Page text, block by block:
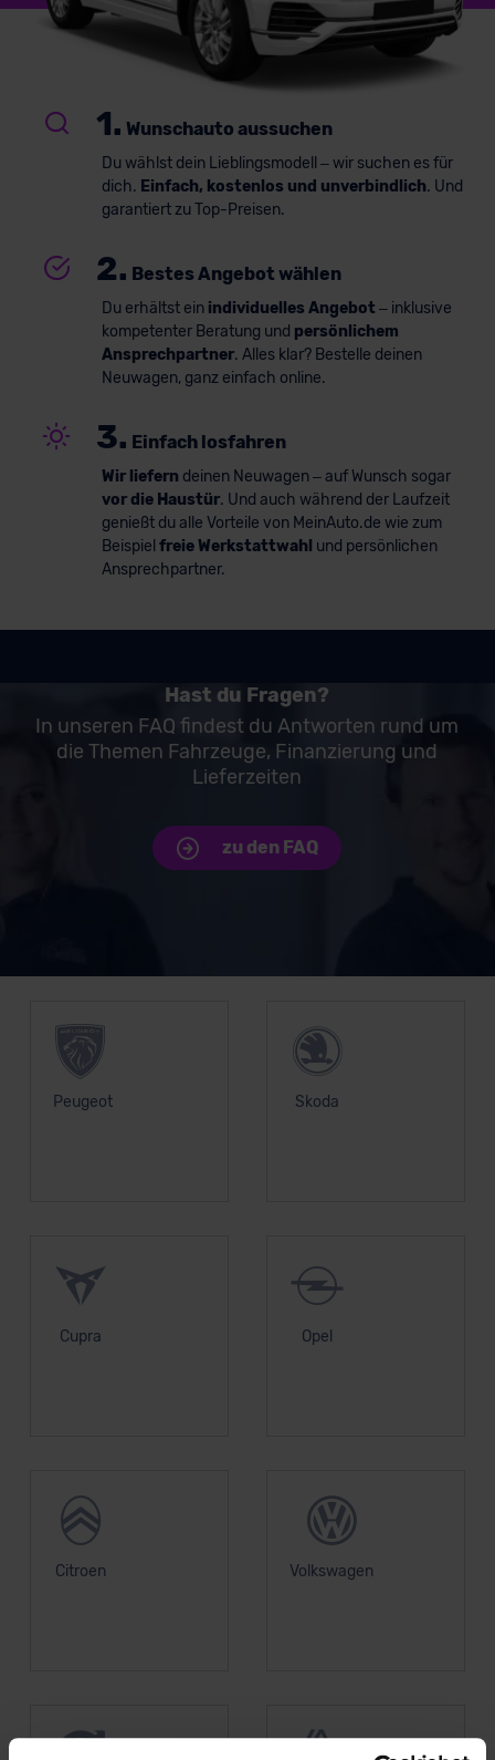
1. Wunschauto aussuchen
Du wählst dein Lieblingsmodell – wir suchen es für
dich. Einfach, kostenlos und unverbindlich. Und
garantiert zu Top-Preisen.
2. Bestes Angebot wählen
Du erhältst ein individuelles Angebot – inklusive
kompetenter Beratung und persönlichem
Ansprechpartner. Alles klar? Bestelle deinen
Neuwagen, ganz einfach online.
3. Einfach losfahren
Wir liefern deinen Neuwagen – auf Wunsch sogar
vor die Haustür. Und auch während der Laufzeit
genießt du alle Vorteile von MeinAuto.de wie zum
Beispiel freie Werkstattwahl und persönlichen
Ansprechpartner.
Hast du Fragen?
In unseren FAQ findest du Antworten rund um
die Themen Fahrzeuge, Finanzierung und
Lieferzeiten
zu den FAQ
Peugeot Skoda
Cupra Opel
Citroen Volkswagen